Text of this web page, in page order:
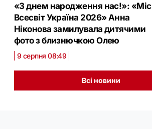
«З днем народження нас!»: «Міс
Всесвіт Україна 2026» Анна
Ніконова замилувала дитячими
фото з близнючкою Олею
9 серпня 08:49
Всі новини